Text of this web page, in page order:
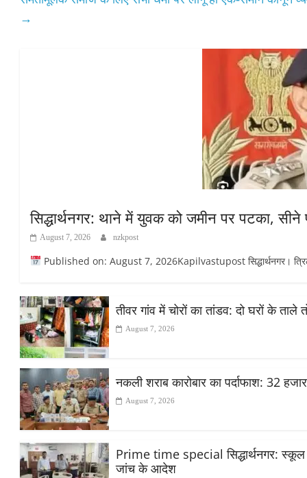
→
सिद्धार्थनगर: थाने में युवक को जमीन पर पटका, सीने
August 7, 2026 nzkpost
Published on: August 7, 2026Kapilvastupost सिद्धार्थनगर।
तीवर गांव में चोरों का तांडव: दो घरों के
August 7, 2026
नकली शराब कारोबार का पर्दाफाश: 32
August 7, 2026
Prime time special सिद्धार्थनगर: स्कूल
जांच के आदेश